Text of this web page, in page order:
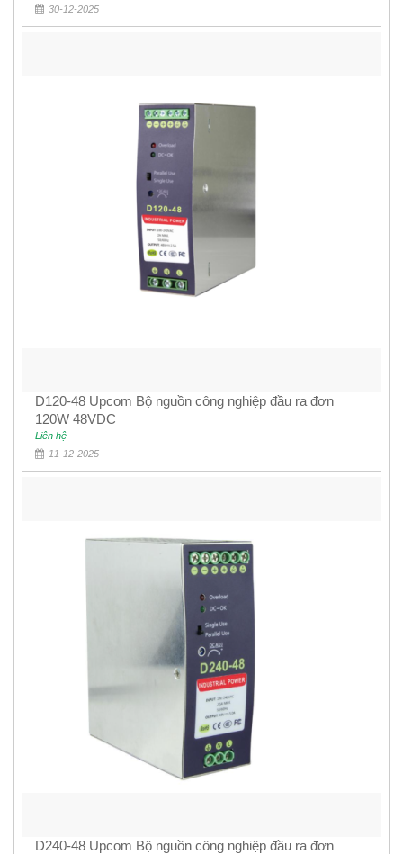
30-12-2025
D120-48 Upcom Bộ nguồn công nghiệp đầu ra đơn
120W 48VDC
Liên hệ
11-12-2025
D240-48 Upcom Bộ nguồn công nghiệp đầu ra đơn